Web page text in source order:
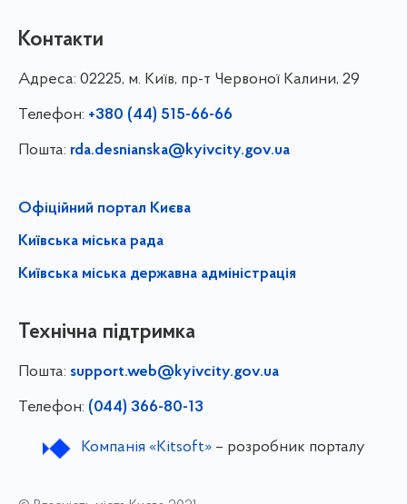
Контакти
Адреса: 02225, м. Київ, пр-т Червоної Калини, 29
Телефон: +380 (44) 515-66-66
Пошта: rda.desnianska@kyivcity.gov.ua
Офіційний портал Києва
Київська міська рада
Київська міська державна адміністрація
Технічна підтримка
Пошта: support.web@kyivcity.gov.ua
Телефон: (044) 366-80-13
Компанія «Kitsoft»– розробник порталу